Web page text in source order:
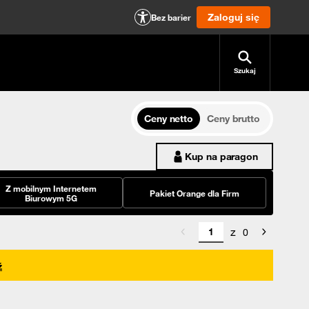
Bez barier Zaloguj się
Szukaj
Ceny netto
Ceny brutto
Kup na paragon
Z mobilnym Internetem
Biurowym 5G
Pakiet Orange dla Firm
z 0